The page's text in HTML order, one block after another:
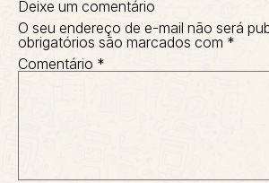
Deixe um comentário
O seu endereço de e-mail não será
obrigatórios são marcados com *
Comentário *